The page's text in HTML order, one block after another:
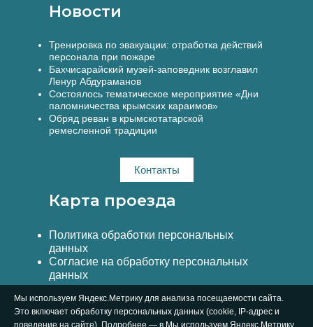
Новости
Тренировка по эвакуации: отработка действий
персонала при пожаре
Бахчисарайский музей-заповедник возглавил
Ленур Абдураманов
Состоялось тематическое мероприятие «Дни
паломничества крымских караимов»
Обряд реван в крымскотатарской
ремесленной традиции
Контакты
Карта проезда
Политика обработки персональных
данных
Согласие на обработку персональных
данных
Мы используем Яндекс.Метрику для анализа посещаемости сайта.
Это включает обработку персональных данных (cookie, IP-адрес и
поведение на сайте). Подробнее — в Мы используем Яндекс.Метрику